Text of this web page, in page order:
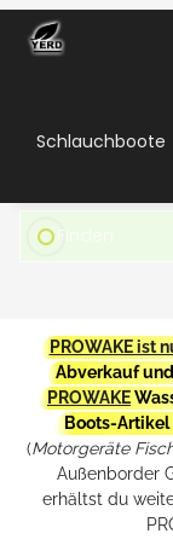
Schlauchboote
PROWAKE ist
Abverkauf
PROWAKE
Boots-Artikel
(Motorgeräte
Außenborder
erhältst du